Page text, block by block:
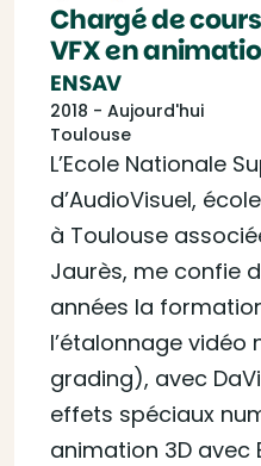
Chargé de
VFX en
ENSAV
2018 - Aujourd'hui
Toulouse
L’Ecole Nationale
d’AudioVisuel,
à Toulouse
Jaurès, me confie
années la
l’étalonnage vidéo
grading), avec
effets spéciaux
animation 3D avec